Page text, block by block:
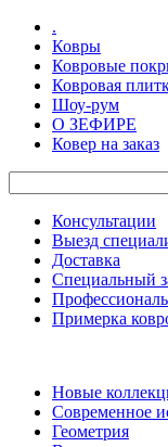
.
Ковры
Ковровые
Ковровая
Шоу-рум
О ЗЕФИРЕ
Ковер на заказ
Консультации
Выезд
Доставка
Специальный
Примерка
Новые
Современное
Геометрия